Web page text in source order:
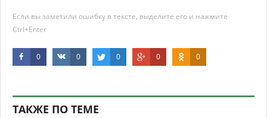
Если вы заметили ошибку в тексте, выделите его и нажмите
Ctrl+Enter
0 0 0 0 0
ТАКЖЕ ПО ТЕМЕ